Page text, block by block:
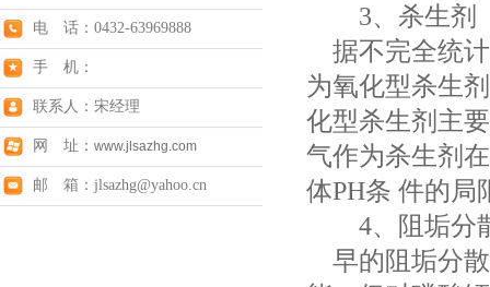
电 话：0432-63969888
手 机：
联系人：宋经理
网 址： www.jlsazhg.com
邮 箱：jlsazhg@yahoo.cn
3、杀生剂
据不完全统计
为氧化型杀生
化型杀生剂主
气作为杀生剂
体PH条 件的局
4、阻垢分
早的阻垢分散